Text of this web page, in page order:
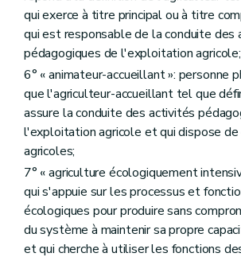
Art. D230
Section 2 La gestion
Art. D231
Section 3 Personnel de
Art. D232
Art. D233
Section 4 La gestion
Art. D234
Art. D235
Art. D236
Art. D238
Art. D239
Art. D240
Titre X Les aides agricoles et
Chapitre Ier
Dispositions
Section 1re
Les aides
qui exerce à titre principal ou à titre
qui est responsable de la conduite des
pédagogiques de l'exploitation agricole;
6° « animateur-accueillant »: personne
que l'agriculteur-accueillant tel que
assure la conduite des activités
l'exploitation agricole et qui dispose de
agricoles;
7° « agriculture écologiquement
qui s'appuie sur les processus et
écologiques pour produire sans
du système à maintenir sa propre
et qui cherche à utiliser les fonctions